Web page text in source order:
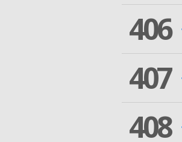
406
407
408